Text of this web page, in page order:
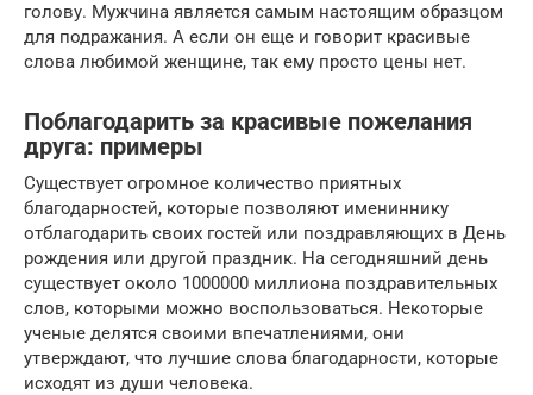
голову. Мужчина является самым настоящим образцом
для подражания. А если он еще и говорит красивые
слова любимой женщине, так ему просто цены нет.
Поблагодарить за красивые пожелания
друга: примеры
Существует огромное количество приятных
благодарностей, которые позволяют имениннику
отблагодарить своих гостей или поздравляющих в День
рождения или другой праздник. На сегодняшний день
существует около 1000000 миллиона поздравительных
слов, которыми можно воспользоваться. Некоторые
ученые делятся своими впечатлениями, они
утверждают, что лучшие слова благодарности, которые
исходят из души человека.